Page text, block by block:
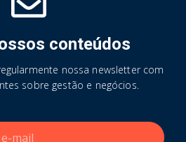
conteúdos
nossa newsletter com
sobre gestão e negócios.